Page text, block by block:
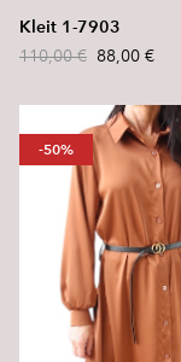
Kleit 1-7903
110,00 € 88,00 €
-50%